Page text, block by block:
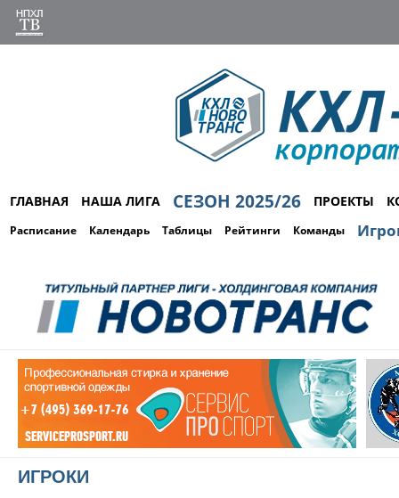
ГЛАВНАЯ НАША ЛИГА СЕЗОН 2025/26 ПРОЕКТЫ
Расписание Календарь Таблицы Рейтинги Команды
ИГРОКИ